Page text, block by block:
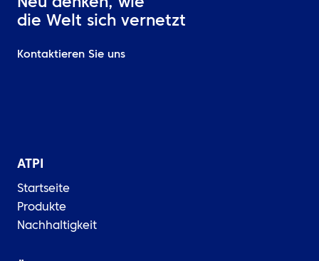
die Welt sich vernetzt
Kontaktieren Sie uns
ATPI
Startseite
Produkte
Nachhaltigkeit